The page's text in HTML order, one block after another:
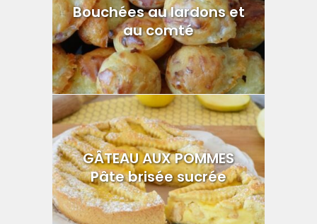
Bouchées au lardons et
au comté
GÂTEAU AUX POMMES
Pâte brisée sucrée